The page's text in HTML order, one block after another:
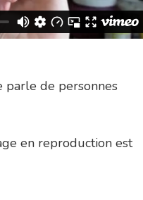
parle de personnes
en reproduction est